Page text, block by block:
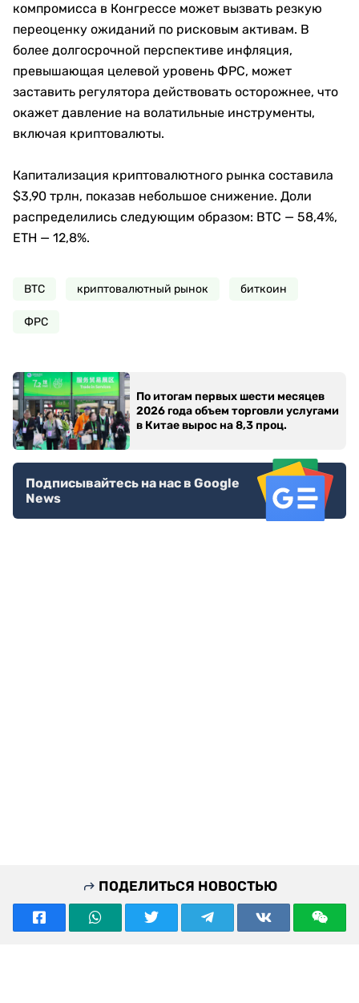
компромисса в Конгрессе может вызвать резкую
переоценку ожиданий по рисковым активам. В
более долгосрочной перспективе инфляция,
превышающая целевой уровень ФРС, может
заставить регулятора действовать осторожнее, что
окажет давление на волатильные инструменты,
включая криптовалюты.
Капитализация криптовалютного рынка составила
$3,90 трлн, показав небольшое снижение. Доли
распределились следующим образом: BTC — 58,4%,
ETH — 12,8%.
BTC криптовалютный рынок биткоин
ФРС
По итогам первых шести месяцев
2026 года объем торговли услугами
в Китае вырос на 8,3 проц.
Подписывайтесь на нас в Google
News
ПОДЕЛИТЬСЯ НОВОСТЬЮ